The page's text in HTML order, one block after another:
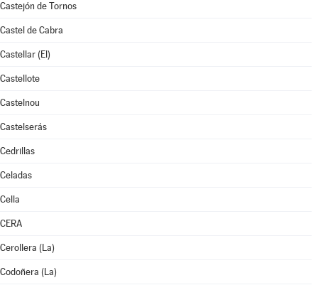
Castejón de Tornos
Castel de Cabra
Castellar (El)
Castellote
Castelnou
Castelserás
Cedrillas
Celadas
Cella
CERA
Cerollera (La)
Codoñera (La)